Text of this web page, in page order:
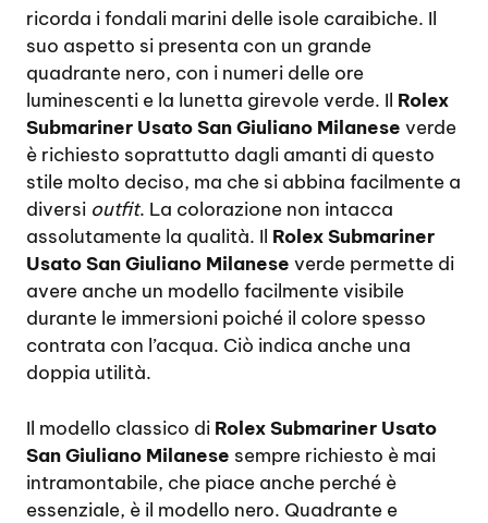
ricorda i fondali marini delle isole caraibiche. Il
suo aspetto si presenta con un grande
quadrante nero, con i numeri delle ore
luminescenti e la lunetta girevole verde. Il Rolex
Submariner Usato San Giuliano Milanese verde
è richiesto soprattutto dagli amanti di questo
stile molto deciso, ma che si abbina facilmente a
diversi outfit. La colorazione non intacca
assolutamente la qualità. Il Rolex Submariner
Usato San Giuliano Milanese verde permette di
avere anche un modello facilmente visibile
durante le immersioni poiché il colore spesso
contrata con l’acqua. Ciò indica anche una
doppia utilità.
Il modello classico di Rolex Submariner Usato
San Giuliano Milanese sempre richiesto è mai
intramontabile, che piace anche perché è
essenziale, è il modello nero. Quadrante e